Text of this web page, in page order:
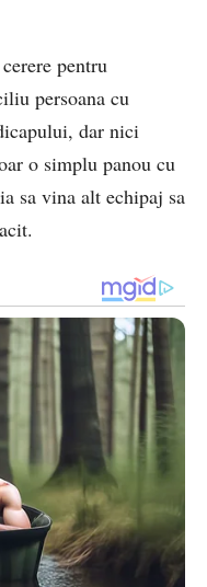
pentru
persoana cu
dar nici
o simplu panou cu
sa vina alt echipaj sa